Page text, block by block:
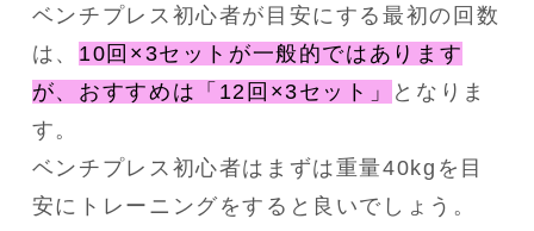
ベンチプレス初心者が目安にする最初の回数
は、 10回×3セットが一般的ではあります
が、おすすめは「12回×3セット」
となりま
す。
ベンチプレス初心者はまずは重量40kgを目
安にトレーニングをすると良いでしょう。